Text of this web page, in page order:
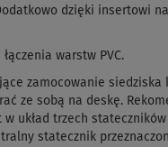
dzięki insertowi
warstw PVC.
zamocowanie siedziska
ze sobą na deskę.
układ trzech stateczników
statecznik